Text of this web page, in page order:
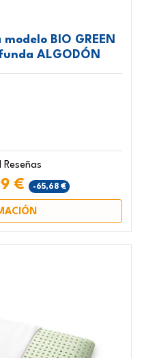
BIO GREEN
ALGODÓN
Reseñas
€ -65,68 €